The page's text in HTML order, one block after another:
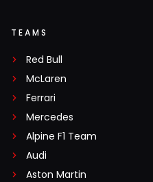
TEAMS
Red Bull
McLaren
Ferrari
Mercedes
Alpine F1 Team
Audi
Aston Martin